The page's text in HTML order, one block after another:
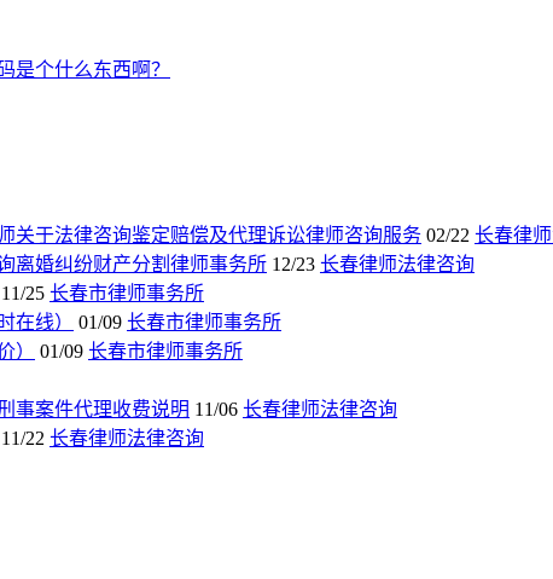
是个什么东西啊？
关于法律咨询鉴定赔偿及代理诉讼律师咨询服务 02/22 长春律
离婚纠纷财产分割律师事务所 12/23 长春律师法律咨询
11/25 长春市律师事务所
在线）
01/09 长春市律师事务所
）
01/09 长春市律师事务所
事案件代理收费说明 11/06 长春律师法律咨询
11/22 长春律师法律咨询